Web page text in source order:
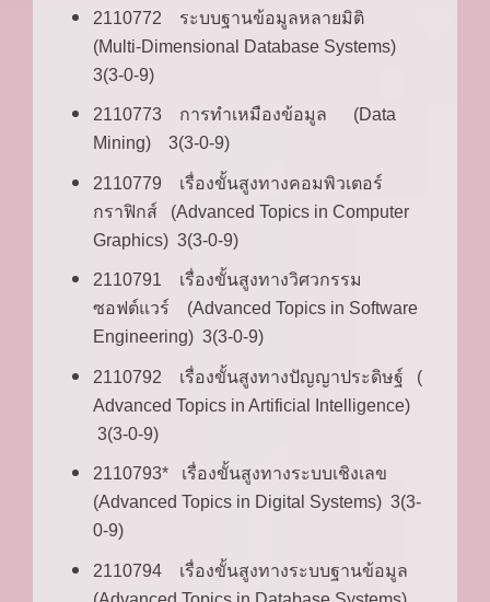
2110772 ระบบฐานข้อมูลหลายมิติ
(Multi-Dimensional Database Systems)
3(3-0-9)
2110773 การทำเหมืองข้อมูล (Data
Mining) 3(3-0-9)
2110779 เรื่องขั้นสูงทางคอมพิวเตอร์
กราฟิกส์ (Advanced Topics in Computer
Graphics) 3(3-0-9)
2110791 เรื่องขั้นสูงทางวิศวกรรม
ซอฟต์แวร์ (Advanced Topics in Software
Engineering) 3(3-0-9)
2110792 เรื่องขั้นสูงทางปัญญาประดิษฐ์ (
Advanced Topics in Artificial Intelligence)
3(3-0-9)
2110793* เรื่องขั้นสูงทางระบบเชิงเลข
(Advanced Topics in Digital Systems) 3(3-
0-9)
2110794 เรื่องขั้นสูงทางระบบฐานข้อมูล